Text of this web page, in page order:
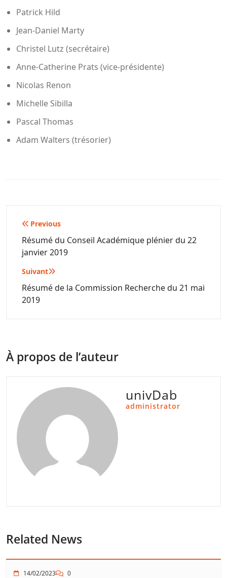
Patrick Hild
Jean-Daniel Marty
Christel Lutz (secrétaire)
Anne-Catherine Prats (vice-présidente)
Nicolas Renon
Michelle Sibilla
Pascal Thomas
Adam Walters (trésorier)
Navigation
de
l’article
Previous
Résumé du Conseil Académique plénier du 22
janvier 2019
Suivant
Résumé de la Commission Recherche du 21 mai
2019
À propos de l’auteur
univDab
administrator
Related News
14/02/2023 0